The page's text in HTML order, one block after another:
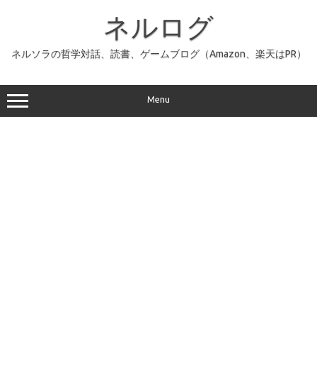
ッ
プ
ネルログ
ネルソラの哲学対話、読書、ゲームブログ（Amazon、楽天はPR）
Menu